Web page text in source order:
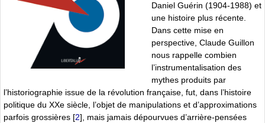
Daniel Guérin (1904-1988) et
une histoire plus récente.
Dans cette mise en
perspective, Claude Guillon
nous rappelle combien
l’instrumentalisation des
mythes produits par
l’historiographie issue de la révolution française, fut, dans l’histoire
politique du XXe siècle, l’objet de manipulations et d’approximations
parfois grossières [2], mais jamais dépourvues d’arrière-pensées